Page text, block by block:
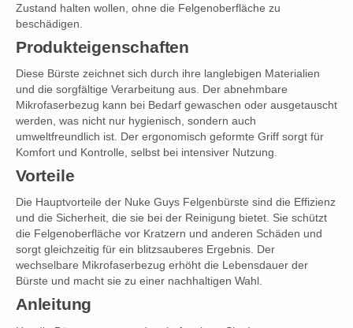
Zustand halten wollen, ohne die Felgenoberfläche zu
beschädigen.
Produkteigenschaften
Diese Bürste zeichnet sich durch ihre langlebigen Materialien
und die sorgfältige Verarbeitung aus. Der abnehmbare
Mikrofaserbezug kann bei Bedarf gewaschen oder ausgetauscht
werden, was nicht nur hygienisch, sondern auch
umweltfreundlich ist. Der ergonomisch geformte Griff sorgt für
Komfort und Kontrolle, selbst bei intensiver Nutzung.
Vorteile
Die Hauptvorteile der Nuke Guys Felgenbürste sind die Effizienz
und die Sicherheit, die sie bei der Reinigung bietet. Sie schützt
die Felgenoberfläche vor Kratzern und anderen Schäden und
sorgt gleichzeitig für ein blitzsauberes Ergebnis. Der
wechselbare Mikrofaserbezug erhöht die Lebensdauer der
Bürste und macht sie zu einer nachhaltigen Wahl.
Anleitung